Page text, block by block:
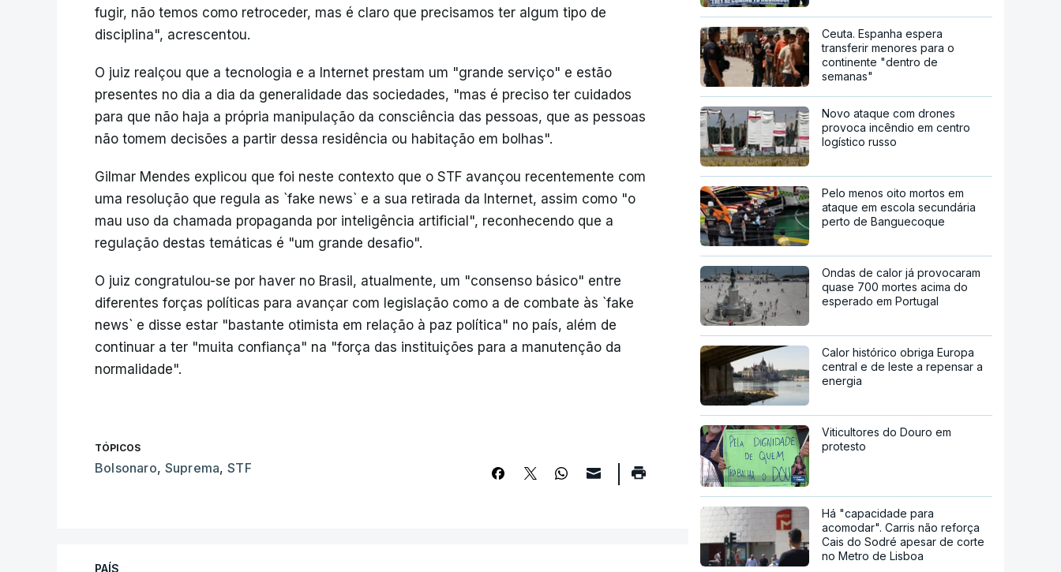
fugir, não temos como retroceder, mas é claro que precisamos ter algum tipo de
disciplina", acrescentou.
O juiz realçou que a tecnologia e a Internet prestam um "grande serviço" e estão
presentes no dia a dia da generalidade das sociedades, "mas é preciso ter cuidados
para que não haja a própria manipulação da consciência das pessoas, que as pessoas
não tomem decisões a partir dessa residência ou habitação em bolhas".
Gilmar Mendes explicou que foi neste contexto que o STF avançou recentemente com
uma resolução que regula as `fake news` e a sua retirada da Internet, assim como "o
mau uso da chamada propaganda por inteligência artificial", reconhecendo que a
regulação destas temáticas é "um grande desafio".
O juiz congratulou-se por haver no Brasil, atualmente, um "consenso básico" entre
diferentes forças políticas para avançar com legislação como a de combate às `fake
news` e disse estar "bastante otimista em relação à paz política" no país, além de
continuar a ter "muita confiança" na "força das instituições para a manutenção da
normalidade".
TÓPICOS
Bolsonaro, Suprema,STF
PAÍS
Ceuta. Espanha espera
transferir menores para o
continente "dentro de
semanas"
Novo ataque com drones
provoca incêndio em centro
logístico russo
Pelo menos oito mortos em
ataque em escola secundária
perto de Banguecoque
Ondas de calor já provocaram
quase 700 mortes acima do
esperado em Portugal
Calor histórico obriga Europa
central e de leste a repensar a
energia
Viticultores do Douro em
protesto
Há "capacidade para
acomodar". Carris não reforça
Cais do Sodré apesar de corte
no Metro de Lisboa